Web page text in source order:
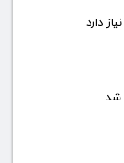
دارد
شد